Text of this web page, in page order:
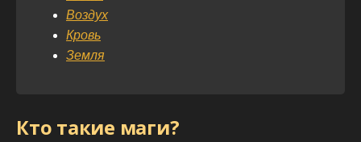
Воздух
Кровь
Земля
Кто такие маги?